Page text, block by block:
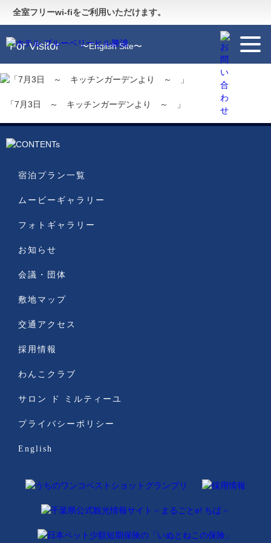
全室フリーwi-fiをご利用いただけます。
Guide 〜施設のご案内〜
For Visitor 〜English Site〜
「7月3日 ～ キッチンガーデンより ～ 」
宿泊プラン一覧
ムービーギャラリー
フォトギャラリー
お知らせ
会議・団体
敷地マップ
交通アクセス
採用情報
わんこクラブ
サロン ド ミルティーユ
プライバシーポリシー
English